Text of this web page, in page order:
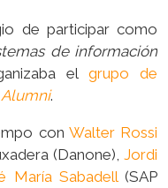
de participar como
de información
elgrupo de
.
con Walter Rossi
(Danone),Jordi
María Sabadell(SAP